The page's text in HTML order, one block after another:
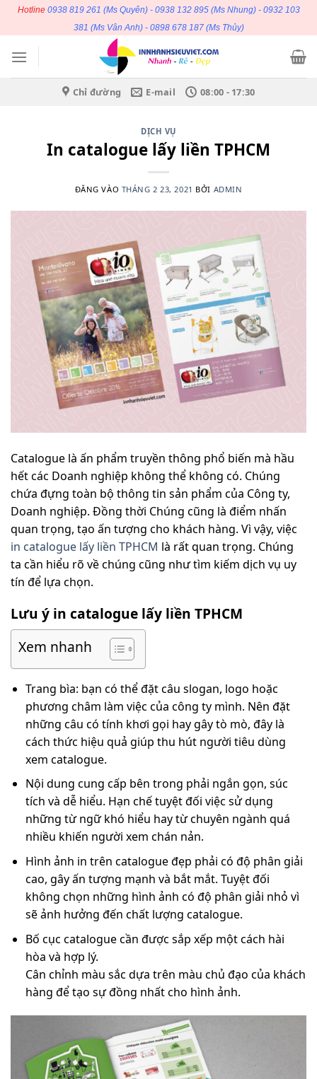
dung
Hotline 0938 819 261 (Ms Quyên) - 0938 132 895(Ms Nhung) - 0932 103
381 (Ms Vân Anh) - 0898 678 187(Ms Thủy)
Chỉ đường E-mail 08:00 - 17:30
DỊCH VỤ
In catalogue lấy liền TPHCM
ĐĂNG VÀO THÁNG 2 23, 2021 BỞI ADMIN
Catalogue là ấn phẩm truyền thông phổ biến mà hầu
hết các Doanh nghiệp không thể không có. Chúng
chứa đựng toàn bộ thông tin sản phẩm của Công ty,
Doanh nghiệp. Đồng thời Chúng cũng là điểm nhấn
quan trọng, tạo ấn tượng cho khách hàng. Vì vậy, việc
in catalogue lấy liền TPHCM là rất quan trọng. Chúng
ta cần hiểu rõ về chúng cũng như tìm kiếm dịch vụ uy
tín để lựa chọn.
Lưu ý in catalogue lấy liền TPHCM
Xem nhanh
Trang bìa: bạn có thể đặt câu slogan, logo hoặc
phương châm làm việc của công ty mình. Nên đặt
những câu có tính khơi gọi hay gây tò mò, đây là
cách thức hiệu quả giúp thu hút người tiêu dùng
xem catalogue.
Nội dung cung cấp bên trong phải ngắn gọn, súc
tích và dễ hiểu. Hạn chế tuyệt đối việc sử dụng
những từ ngữ khó hiểu hay từ chuyên ngành quá
nhiều khiến người xem chán nản.
Hình ảnh in trên catalogue đẹp phải có độ phân giải
cao, gây ấn tượng mạnh và bắt mắt. Tuyệt đối
không chọn những hình ảnh có độ phân giải nhỏ vì
sẽ ảnh hưởng đến chất lượng catalogue.
Bố cục catalogue cần được sắp xếp một cách hài
hòa và hợp lý.
Cân chỉnh màu sắc dựa trên màu chủ đạo của khách
hàng để tạo sự đồng nhất cho hình ảnh.